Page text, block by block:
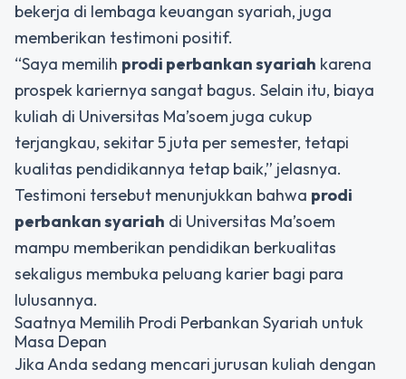
bekerja di lembaga keuangan syariah, juga
memberikan testimoni positif.
“Saya memilih prodi perbankan syariah karena
prospek kariernya sangat bagus. Selain itu, biaya
kuliah di Universitas Ma’soem juga cukup
terjangkau, sekitar 5 juta per semester, tetapi
kualitas pendidikannya tetap baik,” jelasnya.
Testimoni tersebut menunjukkan bahwa prodi
perbankan syariah di Universitas Ma’soem
mampu memberikan pendidikan berkualitas
sekaligus membuka peluang karier bagi para
lulusannya.
Saatnya Memilih Prodi Perbankan Syariah untuk
Masa Depan
Jika Anda sedang mencari jurusan kuliah dengan